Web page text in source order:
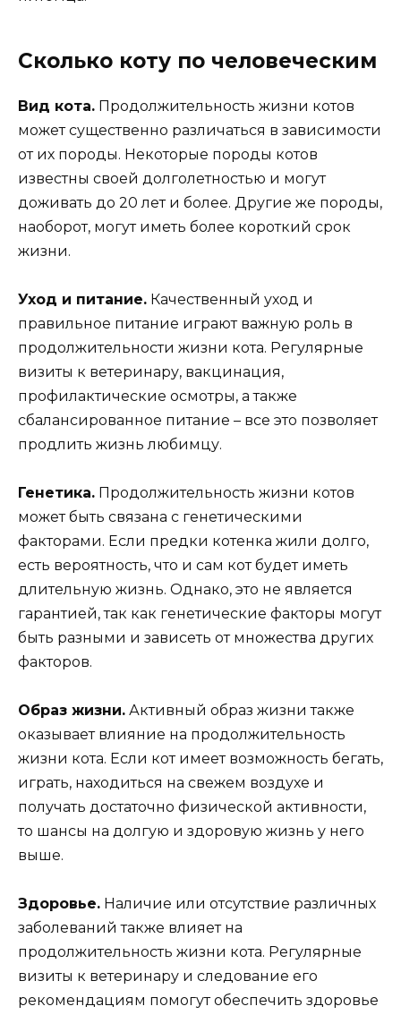
Сколько коту по человеческим
Вид кота. Продолжительность жизни котов
может существенно различаться в зависимости
от их породы. Некоторые породы котов
известны своей долголетностью и могут
доживать до 20 лет и более. Другие же породы,
наоборот, могут иметь более короткий срок
жизни.
Уход и питание. Качественный уход и
правильное питание играют важную роль в
продолжительности жизни кота. Регулярные
визиты к ветеринару, вакцинация,
профилактические осмотры, а также
сбалансированное питание – все это позволяет
продлить жизнь любимцу.
Генетика. Продолжительность жизни котов
может быть связана с генетическими
факторами. Если предки котенка жили долго,
есть вероятность, что и сам кот будет иметь
длительную жизнь. Однако, это не является
гарантией, так как генетические факторы могут
быть разными и зависеть от множества других
факторов.
Образ жизни. Активный образ жизни также
оказывает влияние на продолжительность
жизни кота. Если кот имеет возможность бегать,
играть, находиться на свежем воздухе и
получать достаточно физической активности,
то шансы на долгую и здоровую жизнь у него
выше.
Здоровье. Наличие или отсутствие различных
заболеваний также влияет на
продолжительность жизни кота. Регулярные
визиты к ветеринару и следование его
рекомендациям помогут обеспечить здоровье